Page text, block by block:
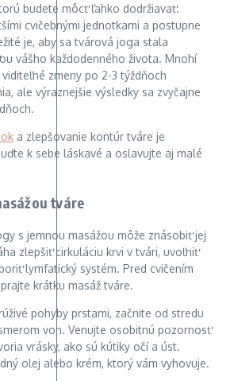
budete môcť ľahko dodržiavať.
cvičebnými jednotkami a postupne
je, aby sa tvárová joga stala
vášho každodenného života. Mnohí
zmeny po 2-3 týždňoch
ale výraznejšie výsledky sa zvyčajne
a zlepšovanie kontúr tváre je
k sebe láskavé a oslavujte aj malé
tváre
s jemnou masážou môže znásobiť jej
zlepšiť cirkuláciu krvi v tvári, uvoľniť
lymfatický systém. Pred cvičením
krátku masáž tváre.
pohyby prstami, začnite od stredu
von. Venujte osobitnú pozornosť
vrásky, ako sú kútiky očí a úst.
olej alebo krém, ktorý vám vyhovuje.